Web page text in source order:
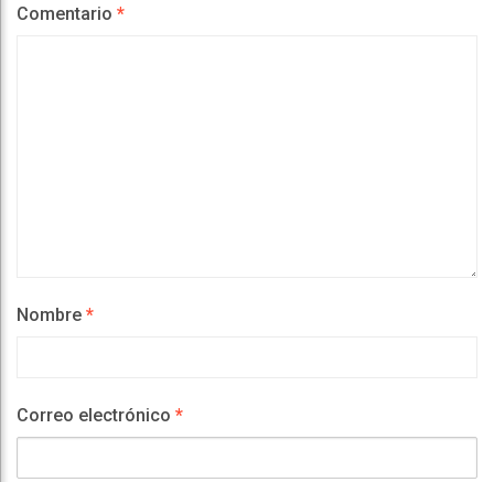
Comentario *
Nombre *
Correo electrónico *